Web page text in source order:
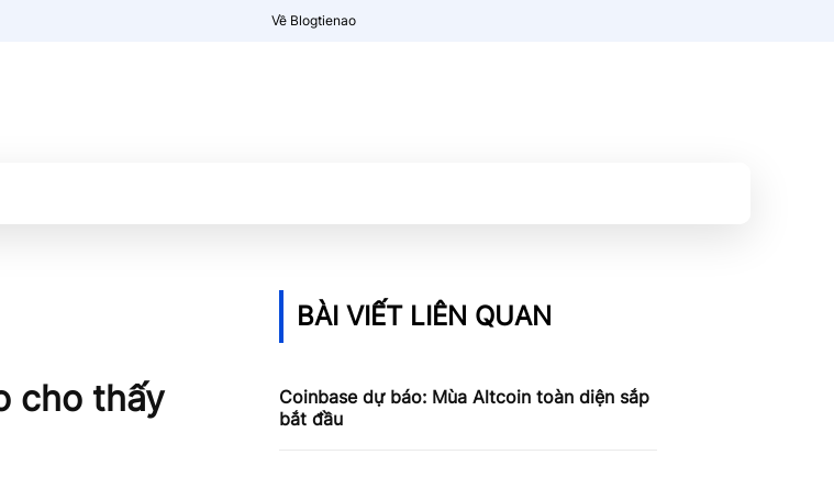
Về Blogtienao
cho thấy
BÀI VIẾT LIÊN QUAN
Coinbase dự báo: Mùa Altcoin toàn diện sắp
bắt đầu